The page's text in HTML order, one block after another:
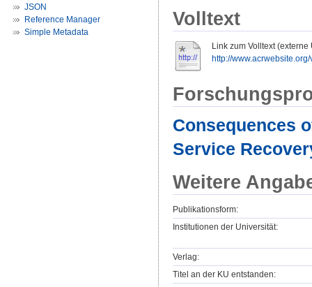
JSON
Reference Manager
Simple Metadata
Volltext
Link zum Volltext (externe
http://
Consequences
Service
Weitere
Publikationsform:
Institutionen der Universität:
Verlag:
Titel an der KU entstanden: